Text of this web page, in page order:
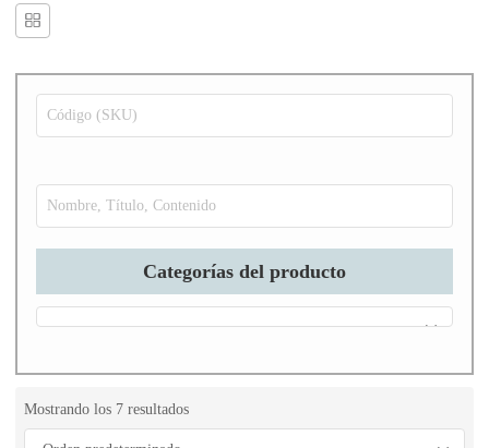
Categorías del producto
Mostrando los 7 resultados